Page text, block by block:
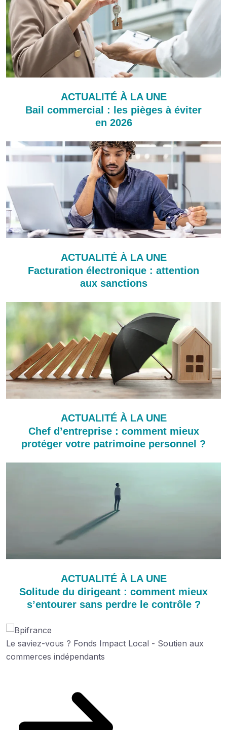
ACTUALITÉ À LA UNE
Bail commercial : les pièges à éviter
en 2026
ACTUALITÉ À LA UNE
Facturation électronique : attention
aux sanctions
ACTUALITÉ À LA UNE
Chef d’entreprise : comment mieux
protéger votre patrimoine personnel ?
ACTUALITÉ À LA UNE
Solitude du dirigeant : comment mieux
s’entourer sans perdre le contrôle ?
Le saviez-vous ? Fonds Impact Local - Soutien aux
commerces indépendants